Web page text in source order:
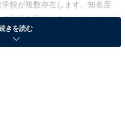
校が複数存在します。知名度
支持を集めたのは、いったい
うか。
きを読む